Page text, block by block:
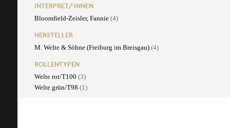
INTERPRET/-INNEN
Bloomfield-Zeisler, Fannie (4)
HERSTELLER
M. Welte & Söhne (Freiburg im Breisgau) (4)
ROLLENTYPEN
Welte rot/T100 (3)
Welte grün/T98 (1)